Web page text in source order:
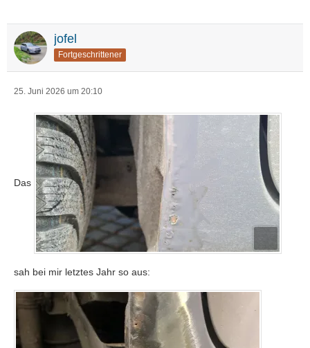
jofel
Fortgeschrittener
25. Juni 2026 um 20:10
Das
sah bei mir letztes Jahr so aus: